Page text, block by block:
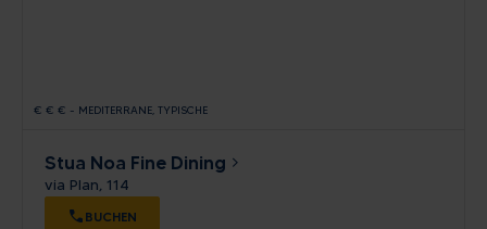
€ € € - MEDITERRANE TYPISCHE
Stua Noa Fine Dining
via Plan, 114
BUCHEN